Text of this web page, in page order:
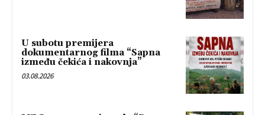
U subotu premijera
dokumentarnog filma “Sapna
između čekića i nakovnja”
03.08.2026